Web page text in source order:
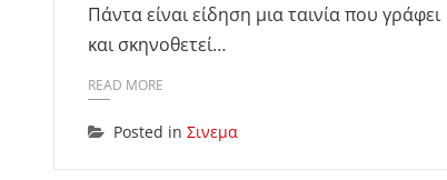
Πάντα είναι είδηση μια ταινία που γράφει
και σκηνοθετεί…
READ MORE
Posted in Σινεμα